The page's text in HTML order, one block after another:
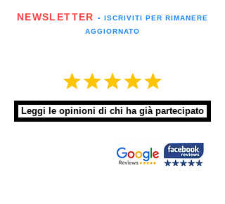
NEWSLETTER
▪️ ISCRIVITI PER RIMANERE
AGGIORNATO
Leggi le opinioni di chi ha già partecipato